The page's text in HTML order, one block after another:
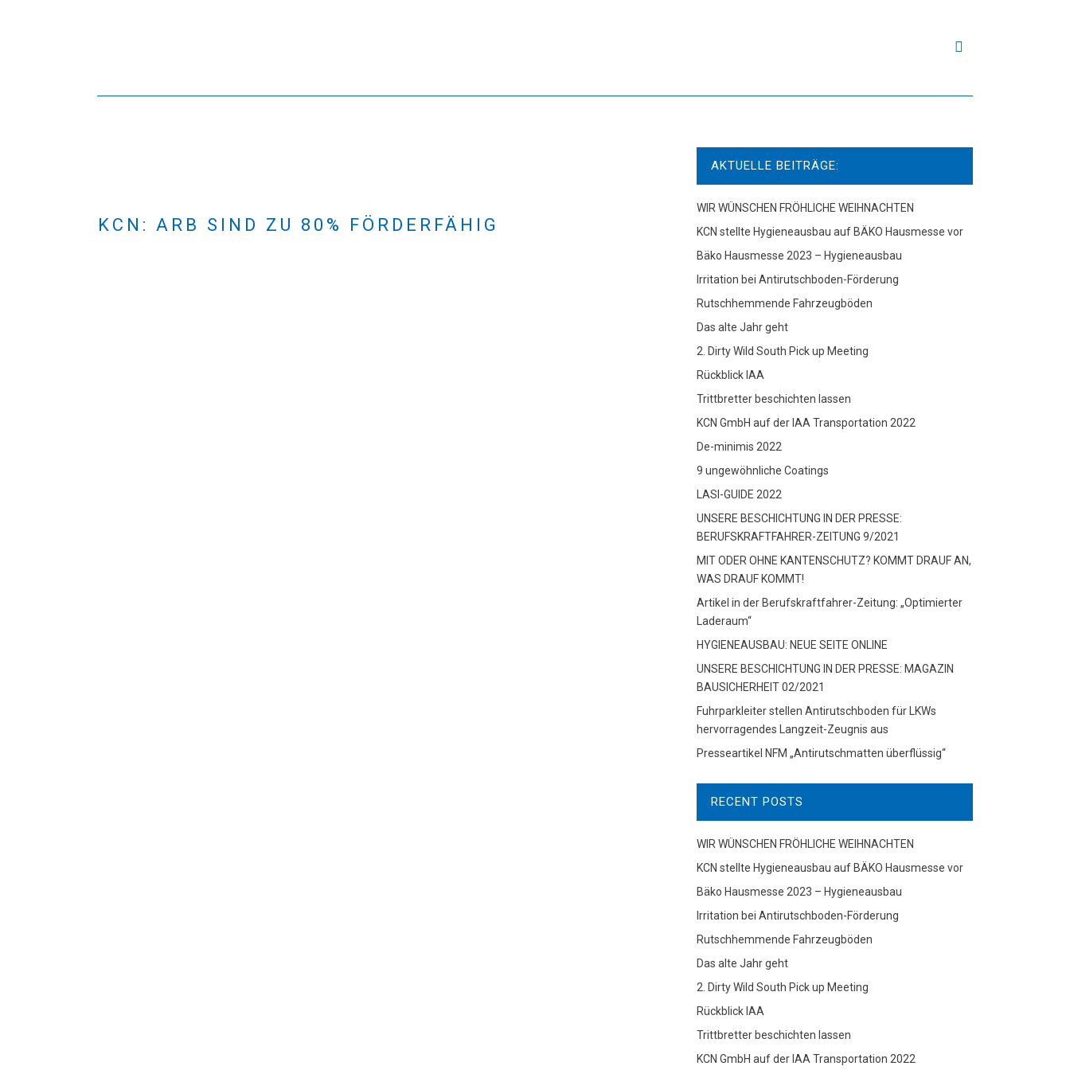
KCN: ARB SIND ZU 80% FÖRDERFÄHIG
AKTUELLE BEITRÄGE:
WIR WÜNSCHEN FRÖHLICHE WEIHNACHTEN
KCN stellte Hygieneausbau auf BÄKO Hausmesse vor
Bäko Hausmesse 2023 – Hygieneausbau
Irritation bei Antirutschboden-Förderung
Rutschhemmende Fahrzeugböden
Das alte Jahr geht
2. Dirty Wild South Pick up Meeting
Rückblick IAA
Trittbretter beschichten lassen
KCN GmbH auf der IAA Transportation 2022
De-minimis 2022
9 ungewöhnliche Coatings
LASI-GUIDE 2022
UNSERE BESCHICHTUNG IN DER PRESSE:
BERUFSKRAFTFAHRER-ZEITUNG 9/2021
MIT ODER OHNE KANTENSCHUTZ? KOMMT DRAUF AN,
WAS DRAUF KOMMT!
Artikel in der Berufskraftfahrer-Zeitung: „Optimierter
Laderaum“
HYGIENEAUSBAU: NEUE SEITE ONLINE
UNSERE BESCHICHTUNG IN DER PRESSE: MAGAZIN
BAUSICHERHEIT 02/2021
Fuhrparkleiter stellen Antirutschboden für LKWs
hervorragendes Langzeit-Zeugnis aus
Presseartikel NFM „Antirutschmatten überflüssig“
RECENT POSTS
WIR WÜNSCHEN FRÖHLICHE WEIHNACHTEN
KCN stellte Hygieneausbau auf BÄKO Hausmesse vor
Bäko Hausmesse 2023 – Hygieneausbau
Irritation bei Antirutschboden-Förderung
Rutschhemmende Fahrzeugböden
Das alte Jahr geht
2. Dirty Wild South Pick up Meeting
Rückblick IAA
Trittbretter beschichten lassen
KCN GmbH auf der IAA Transportation 2022